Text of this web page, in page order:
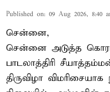
Published on: 09 Aug 2026, 8:40
சென்னை,
சென்னை அடுத்த
பாடலாத்திரி
திருவிழா